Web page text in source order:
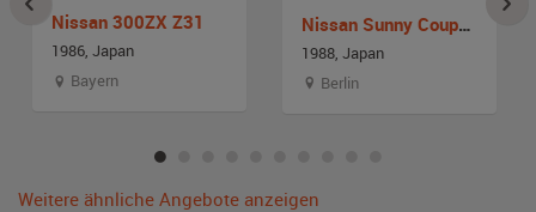
Nissan 300ZX Z31
1986, Japan
Bayern
Nissan Sunny Coupé B12
1988, Japan
Berlin
Weitere ähnliche Angebote anzeigen